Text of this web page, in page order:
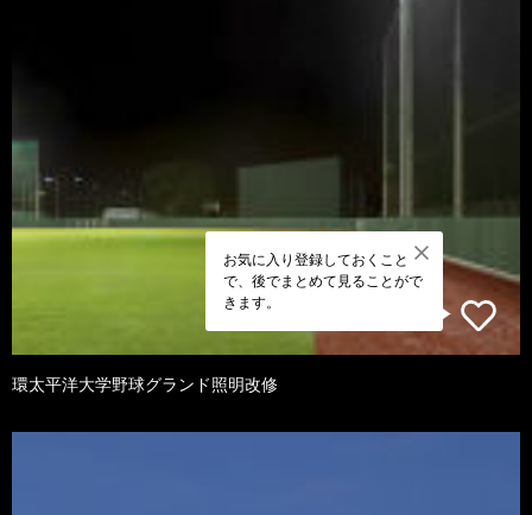
お気に入り登録しておくこと
で、後でまとめて見ることがで
きます。
環太平洋大学野球グランド照明改修